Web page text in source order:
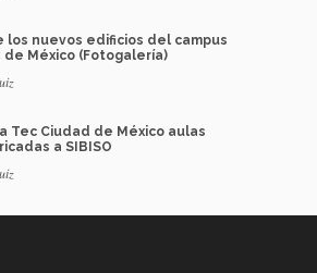
los nuevos edificios del campus
de México (Fotogalería)
Tec Ciudad de México aulas
a SIBISO